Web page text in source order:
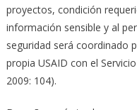
proyectos, condición
información sensible y al
seguridad será coordinado
propia USAID con el
2009: 104).